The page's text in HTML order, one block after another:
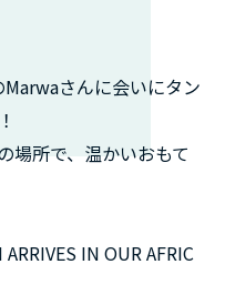
さんに会いにタン
場所で、温かいおもて
IN OUR AFRIC